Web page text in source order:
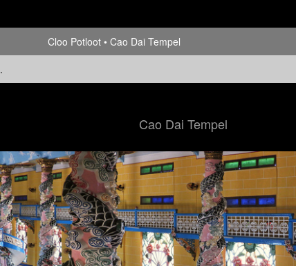
Cloo Potloot
Cao Dai Tempel
.
Cao Dai Tempel